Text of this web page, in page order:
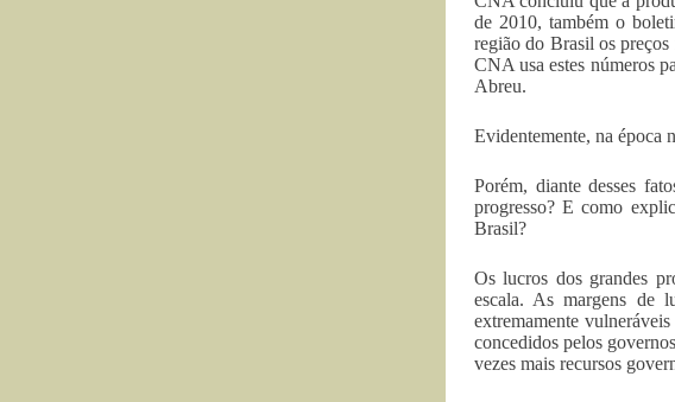
de 2010, também o
região do Brasil os
CNA usa estes números
Abreu.
Evidentemente, na época
Porém, diante desses
progresso? E como
Brasil?
Os lucros dos grandes
escala. As margens de
extremamente
concedidos pelos
vezes mais recursos